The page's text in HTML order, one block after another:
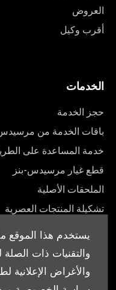
يستخدم هذا الموقع
والتقنيات ذات الصلة
والأغراض
العروض
أقرب وكيل
الخدمات
حجز الخدمة
باقات الخدمة من
خدمة المساعدة على
قطع غيار مرسيدس-بنز
الملحقات الأصلية
تشكيلة المنتجات العصرية